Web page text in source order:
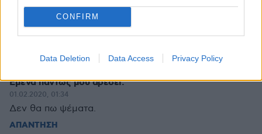
CONFIRM
Data Deletion Data Access Privacy Policy
01.02.2020, 01:37
Καλο στηθος εχει , ομως γιατι γραφετε Κοσοβαρα ?
Εμένα πάντως μου αρέσει.
01.02.2020, 01:34
Δεν θα πω ψέματα.
ΑΠΑΝΤΗΣΗ